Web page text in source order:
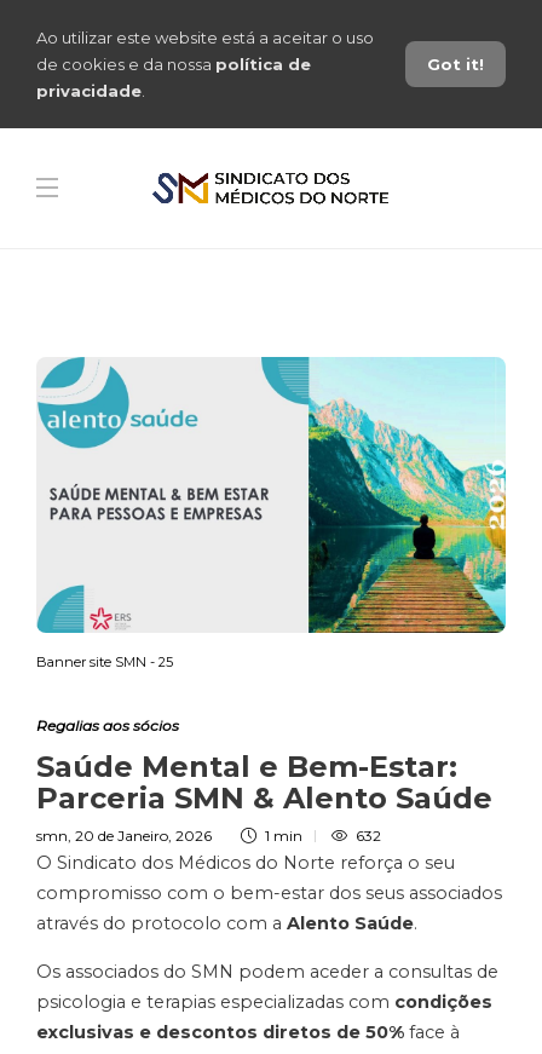
Ao utilizar este website está a aceitar o uso
de cookies e da nossa política de
privacidade
Got it!
Banner site SMN - 25
Regalias aos sócios
Saúde Mental e Bem-Estar:
Parceria SMN & Alento Saúde
smn 20 de Janeiro, 2026 1 min 632
O Sindicato dos Médicos do Norte reforça o seu
compromisso com o bem-estar dos seus associados
através do protocolo com a Alento Saúde.
Os associados do SMN podem aceder a consultas de
psicologia e terapias especializadas com condições
exclusivas e descontos diretos de 50% face à